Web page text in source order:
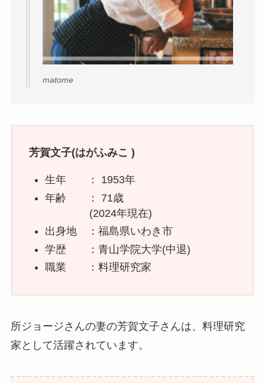
matome
芳賀文子(はがふみこ )
生年 ： 1953年
年齢 ： 71歳
(2024年現在)
出身地 ：福島県いわき市
学歴 ：青山学院大学(中退)
職業 ：料理研究家
所ジョージさんの妻の芳賀文子さんは、料理研究
家として活躍されています。